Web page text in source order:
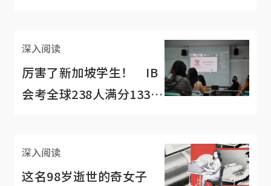
深入阅读
厉害了新加坡学生！ IB
会考全球238人满分133人
深入阅读
这名98岁逝世的奇女子